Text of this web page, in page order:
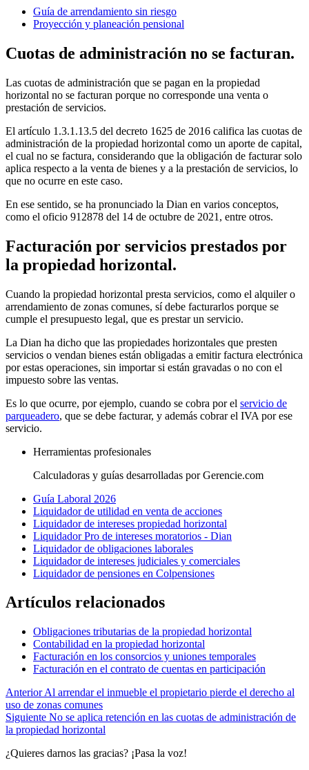
Guía de arrendamiento sin riesgo
Proyección y planeación pensional
Cuotas de administración no se facturan.
Las cuotas de administración que se pagan en la propiedad
horizontal no se facturan porque no corresponde una venta o
prestación de servicios.
El artículo 1.3.1.13.5 del decreto 1625 de 2016 califica las cuotas de
administración de la propiedad horizontal como un aporte de capital,
el cual no se factura, considerando que la obligación de facturar solo
aplica respecto a la venta de bienes y a la prestación de servicios, lo
que no ocurre en este caso.
En ese sentido, se ha pronunciado la Dian en varios conceptos,
como el oficio 912878 del 14 de octubre de 2021, entre otros.
Facturación por servicios prestados por
la propiedad horizontal.
Cuando la propiedad horizontal presta servicios, como el alquiler o
arrendamiento de zonas comunes, sí debe facturarlos porque se
cumple el presupuesto legal, que es prestar un servicio.
La Dian ha dicho que las propiedades horizontales que presten
servicios o vendan bienes están obligadas a emitir factura electrónica
por estas operaciones, sin importar si están gravadas o no con el
impuesto sobre las ventas.
Es lo que ocurre, por ejemplo, cuando se cobra por el servicio de
parqueadero, que se debe facturar, y además cobrar el IVA por ese
servicio.
Herramientas profesionales
Calculadoras y guías desarrolladas por Gerencie.com
Guía Laboral 2026
Liquidador de utilidad en venta de acciones
Liquidador de intereses propiedad horizontal
Liquidador Pro de intereses moratorios - Dian
Liquidador de obligaciones laborales
Liquidador de intereses judiciales y comerciales
Liquidador de pensiones en Colpensiones
Artículos relacionados
Obligaciones tributarias de la propiedad horizontal
Contabilidad en la propiedad horizontal
Facturación en los consorcios y uniones temporales
Facturación en el contrato de cuentas en participación
Anterior Al arrendar el inmueble el propietario pierde el derecho al
uso de zonas comunes
Siguiente No se aplica retención en las cuotas de administración de
la propiedad horizontal
¿Quieres darnos las gracias? ¡Pasa la voz!